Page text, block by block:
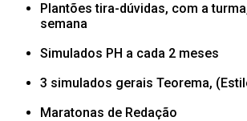
Plantões tira-dúvidas, com a
semana
Simulados PH a cada 2 meses
3 simulados gerais Teorema,
Maratonas de Redação